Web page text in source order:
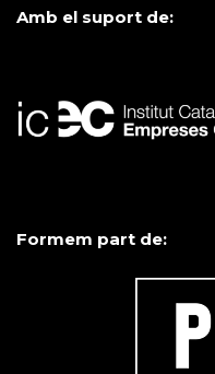
Amb el suport de:
Formem part de: